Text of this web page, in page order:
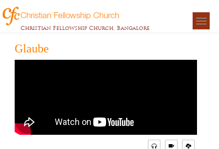
Christian Fellowship Church
Christian Fellowship Church, Bangalore
Glaube